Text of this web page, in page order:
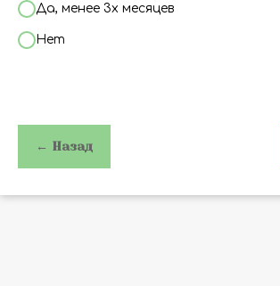
Да, менее 3х месяцев
Нет
← Назад